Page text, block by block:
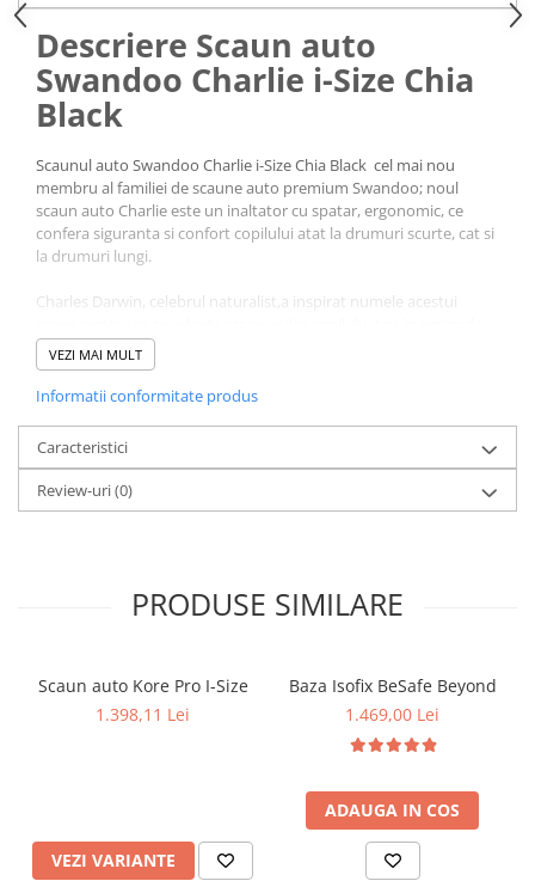
Descriere Scaun auto
Swandoo Charlie i-Size Chia
Black
Scaunul auto Swandoo Charlie i-Size Chia Black cel mai nou
membru al familiei de scaune auto premium Swandoo; noul
scaun auto Charlie este un inaltator cu spatar, ergonomic, ce
confera siguranta si confort copilului atat la drumuri scurte, cat si
la drumuri lungi.
Charles Darwin, celebrul naturalist,a inspirat numele acestui
de crestere; a fost gandit pentru a-i proteja pe cei mici din
momentul tranzitiei de la scaunul auto pana cand copilul devine
adolescent
Atasare intuitiva a centurii
de siguranta
Design-ul intuitiv ii ajuta pe copil sa invete sa isi puna coredct
centura, fara asistenta adultului. St cu totii stim cat de
Design-ul acestui scaun previne utilizarea gresita, iar ca parinte,
poti avea incredere ca micutul tau se va asigura corect, pentru
VEZI MAI MULT
Informatii conformitate produs
Caracteristici
Review-uri(0)
PRODUSE SIMILARE
Scaun auto Kore Pro I-Size
1.398,11 Lei
VEZI VARIANTE
Baza Isofix BeSafe Beyond
1.469,00 Lei
ADAUGA IN COS